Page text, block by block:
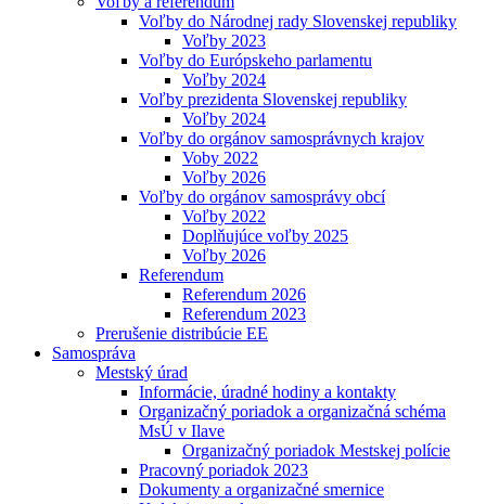
Voľby do Národnej rady Slovenskej republiky
Voľby 2023
Voľby do Európskeho parlamentu
Voľby 2024
Voľby prezidenta Slovenskej republiky
Voľby 2024
Voľby do orgánov samosprávnych krajov
Voby 2022
Voľby 2026
Voľby do orgánov samosprávy obcí
Voľby 2022
Doplňujúce voľby 2025
Voľby 2026
Referendum
Referendum 2026
Referendum 2023
Prerušenie distribúcie EE
Samospráva
Mestský úrad
Informácie, úradné hodiny a kontakty
Organizačný poriadok a organizačná schéma
MsÚ v Ilave
Organizačný poriadok Mestskej polície
Pracovný poriadok 2023
Dokumenty a organizačné smernice